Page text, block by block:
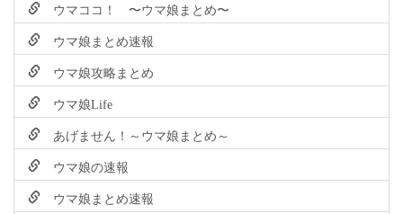
ウマココ！ 〜ウマ娘まとめ〜
ウマ娘まとめ速報
ウマ娘攻略まとめ
ウマ娘Life
あげません！～ウマ娘まとめ～
ウマ娘の速報
ウマ娘まとめ速報